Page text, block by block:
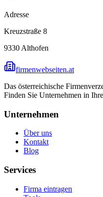
Adresse
Kreuzstraße 8
9330 Althofen
firmenwebseiten.at
Das österreichische
Finden Sie Unternehmen in
Unternehmen
Über uns
Kontakt
Blog
Services
Firma eintragen